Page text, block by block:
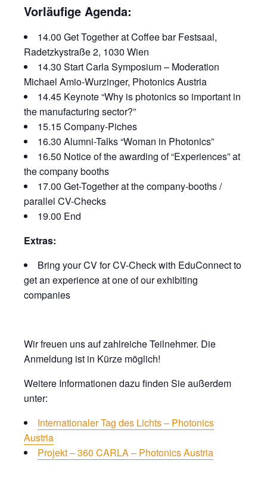
Vorläufige Agenda:
14.00 Get Together at Coffee bar Festsaal,
Radetzkystraße 2, 1030 Wien
14.30 Start Carla Symposium – Moderation
Michael Amio-Wurzinger, Photonics Austria
14.45 Keynote “Why is photonics so important in
the manufacturing sector?”
15.15 Company-Piches
16.30 Alumni-Talks “Woman in Photonics”
16.50 Notice of the awarding of “Experiences” at
the company booths
17.00 Get-Together at the company-booths /
parallel CV-Checks
19.00 End
Extras:
Bring your CV for CV-Check with EduConnect to
get an experience at one of our exhibiting
companies
Wir freuen uns auf zahlreiche Teilnehmer. Die
Anmeldung ist in Kürze möglich!
Weitere Informationen dazu finden Sie außerdem
unter:
Internationaler Tag des Lichts – Photonics
Austria
Projekt – 360 CARLA – Photonics Austria